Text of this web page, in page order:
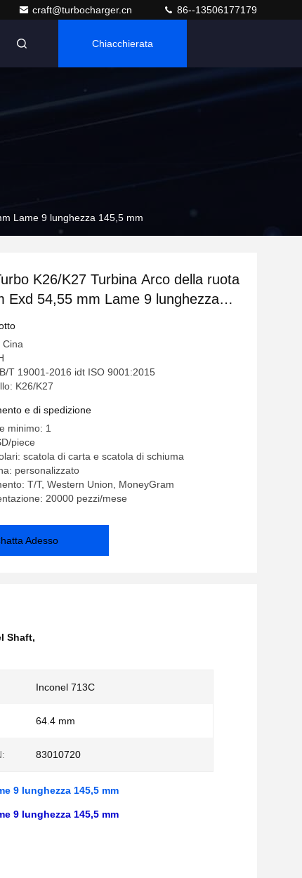
craft@turbocharger.cn 86--13506177179
Chiacchierata
Lame 9 lunghezza 145,5 mm
K26/K27 Turbina Arco della ruota
Exd 54,55 mm Lame 9 lunghezza
Cina
T 19001-2016 idt ISO 9001:2015
K26/K27
e di spedizione
minimo: 1
piece
scatola di carta e scatola di schiuma
personalizzato
T/T, Western Union, MoneyGram
20000 pezzi/mese
Adesso
Shaft,
Inconel 713C
64.4 mm
83010720
9 lunghezza 145,5 mm
9 lunghezza 145,5 mm